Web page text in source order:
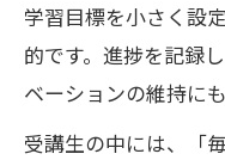
学習目標を小さく設
的です。進捗を記録
ベーションの維持に
受講生の中には、「